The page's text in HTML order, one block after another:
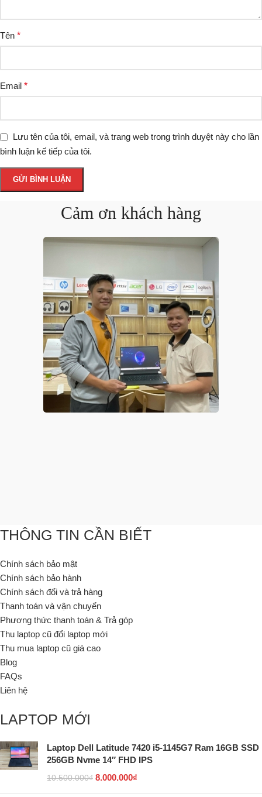
Tên *
Email *
Lưu tên của tôi, email, và trang web trong trình duyệt này cho lần
bình luận kế tiếp của tôi.
Cảm ơn khách hàng
THÔNG TIN CẦN BIẾT
Chính sách bảo mật
Chính sách bảo hành
Chính sách đổi và trả hàng
Thanh toán và vận chuyển
Phương thức thanh toán & Trả góp
Thu laptop cũ đổi laptop mới
Thu mua laptop cũ giá cao
Blog
FAQs
Liên hệ
LAPTOP MỚI
Laptop Dell Latitude 7420 i5-1145G7 Ram 16GB SSD
256GB Nvme 14″ FHD IPS
10.500.000₫ 8.000.000₫